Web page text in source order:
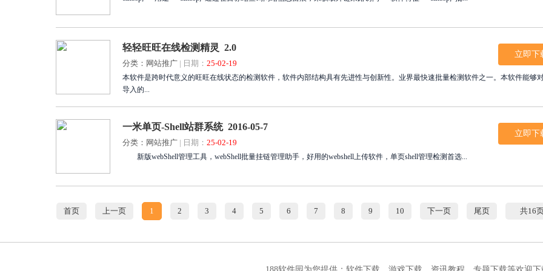
轻轻旺旺在线检测精灵 2.0
分类：网站推广 | 日期： 25-02-19
本软件是跨时代意义的旺旺在线状态的检测软件，软件内部结构具有先进性与创新性。业界最快速批量检测软件之一。本软件能够
导入的...
立即下
一米单页-Shell站群系统 2016-05-7
分类：网站推广 | 日期： 25-02-19
新版webShell管理工具，webShell批量挂链管理助手，好用的webshell上传软件，单页shell管理检测首选...
立即下
首页 上一页 1 2 3 4 5 6 7 8 9 10 下一页 尾页 共16